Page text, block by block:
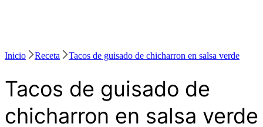
Inicio Receta Tacos de guisado de chicharron en salsa verde
Tacos de guisado de
chicharron en salsa verde